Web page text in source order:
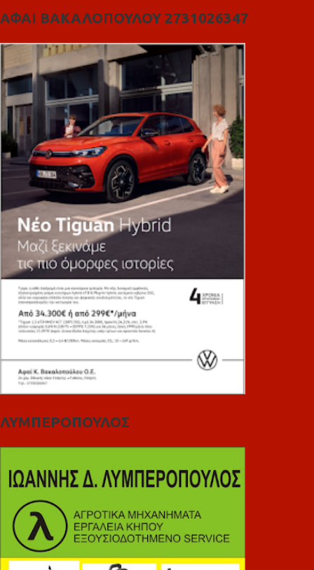
ΑΦΑΙ ΒΑΚΑΛΟΠΟΥΛΟΥ 2731026347
ΛΥΜΠΕΡΟΠΟΥΛΟΣ